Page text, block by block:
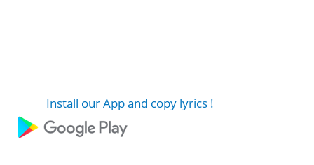
Install our App and copy lyrics !